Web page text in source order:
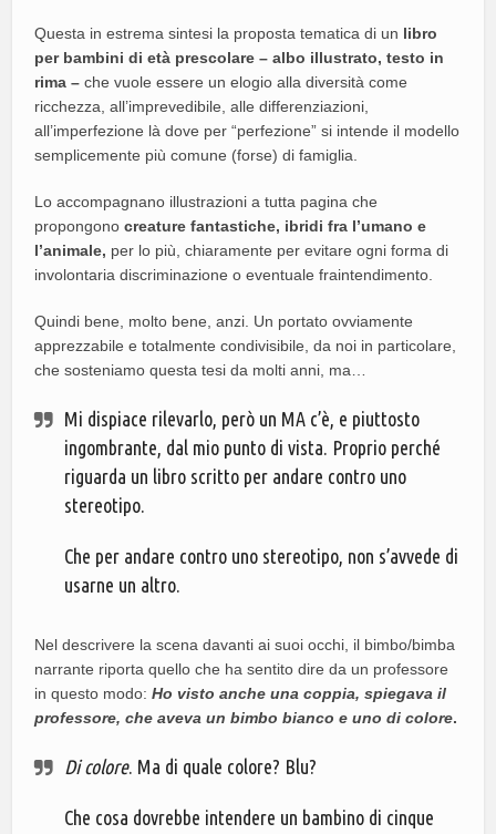
Questa in estrema sintesi la proposta tematica di un libro
per bambini di età prescolare – albo illustrato, testo in
rima – che vuole essere un elogio alla diversità come
ricchezza, all’imprevedibile, alle differenziazioni,
all’imperfezione là dove per “perfezione” si intende il modello
semplicemente più comune (forse) di famiglia.
Lo accompagnano illustrazioni a tutta pagina che
propongonocreature fantastiche, ibridi fra l’umano e
l’animale, per lo più, chiaramente per evitare ogni forma di
involontaria discriminazione o eventuale fraintendimento.
Quindi bene, molto bene, anzi. Un portato ovviamente
apprezzabile e totalmente condivisibile, da noi in particolare,
che sosteniamo questa tesi da molti anni, ma…
Mi dispiace rilevarlo, però un MA c’è, e piuttosto
ingombrante, dal mio punto di vista. Proprio perché
riguarda un libro scritto per andare contro uno
stereotipo.
Che per andare contro uno stereotipo, non s’avvede di
usarne un altro.
Nel descrivere la scena davanti ai suoi occhi, il bimbo/bimba
narrante riporta quello che ha sentito dire da un professore
in questo modo:Ho visto anche una coppia, spiegava il
professore, che aveva un bimbo bianco e uno di colore.
Di colore. Ma di quale colore? Blu?
Che cosa dovrebbe intendere un bambino di cinque